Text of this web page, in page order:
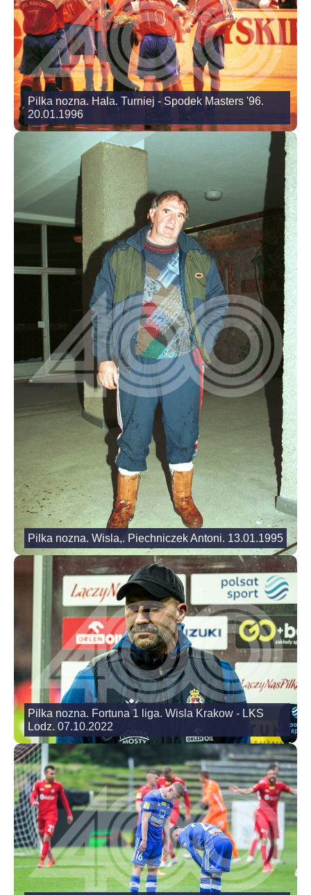
Pilka nozna. Hala. Turniej - Spodek Masters '96.
20.01.1996
Pilka nozna. Wisla,. Piechniczek Antoni. 13.01.1995
Pilka nozna. Fortuna 1 liga. Wisla Krakow - LKS
Lodz. 07.10.2022